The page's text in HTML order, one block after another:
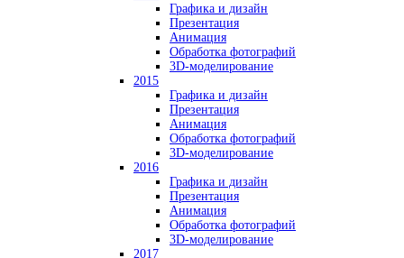
Графика и дизайн
Презентация
Анимация
Обработка фотографий
3D-моделирование
2015
Графика и дизайн
Презентация
Анимация
Обработка фотографий
3D-моделирование
2016
Графика и дизайн
Презентация
Анимация
Обработка фотографий
3D-моделирование
2017